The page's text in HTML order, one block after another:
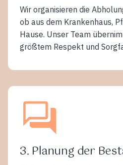
Wir organisieren die
ob aus dem Krankenhaus,
Hause. Unser Team
größtem Respekt und
3. Planung der